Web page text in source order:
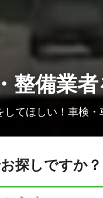
整備業
てほしい！車検・
探しですか？